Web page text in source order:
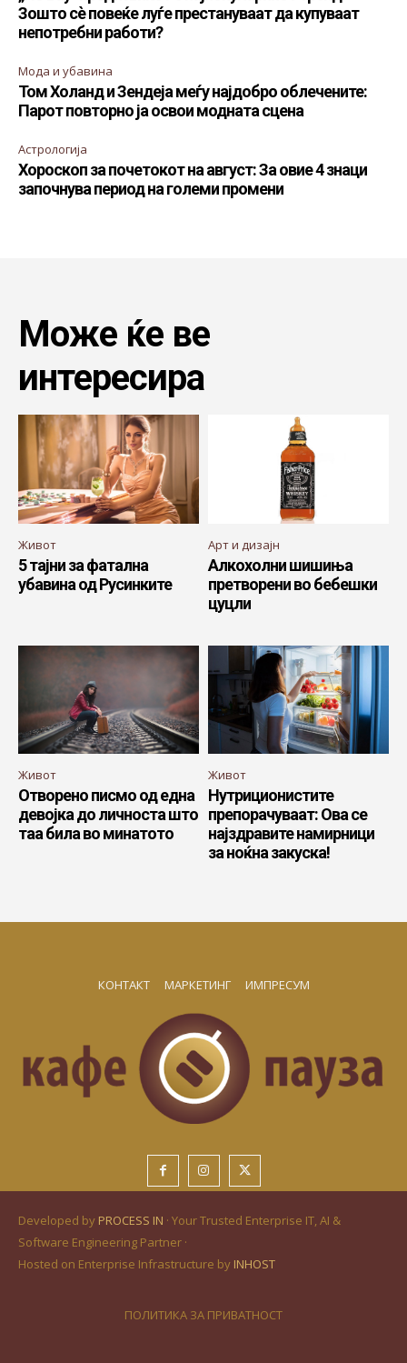
Зошто сè повеќе луѓе престануваат да купуваат
непотребни работи?
Мода и убавина
Том Холанд и Зендеја меѓу најдобро облечените:
Парот повторно ја освои модната сцена
Астрологија
Хороскоп за почетокот на август: За овие 4 знаци
започнува период на големи промени
Може ќе ве
интересира
Живот
5 тајни за фатална
убавина од Русинките
Арт и дизајн
Алкохолни шишиња
претворени во бебешки
цуцли
Живот
Отворено писмо од една
девојка до личноста што
таа била во минатото
Живот
Нутриционистите
препорачуваат: Ова се
најздравите намирници
за ноќна закуска!
КОНТАКТ МАРКЕТИНГ ИМПРЕСУМ
Developed by PROCESS IN · Your Trusted Enterprise IT, AI &
Software Engineering Partner ·
Hosted on Enterprise Infrastructure by INHOST
ПОЛИТИКА ЗА ПРИВАТНОСТ